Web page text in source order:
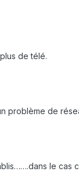
de télé.
problème de
le cas